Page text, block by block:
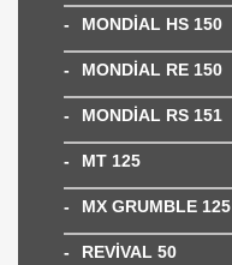
MONDİAL HS 150
MONDİAL RE 150
MONDİAL RS 151
MT 125
MX GRUMBLE 125
REVİVAL 50